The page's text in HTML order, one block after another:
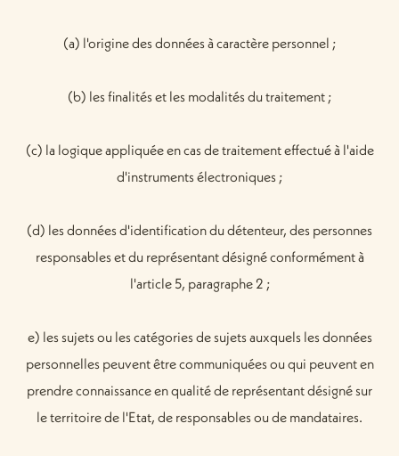
(a) l'origine des données à caractère personnel ;
(b) les finalités et les modalités du traitement ;
(c) la logique appliquée en cas de traitement effectué à l'aide
d'instruments électroniques ;
(d) les données d'identification du détenteur, des personnes
responsables et du représentant désigné conformément à
l'article 5, paragraphe 2 ;
e) les sujets ou les catégories de sujets auxquels les données
personnelles peuvent être communiquées ou qui peuvent en
prendre connaissance en qualité de représentant désigné sur
le territoire de l'Etat, de responsables ou de mandataires.